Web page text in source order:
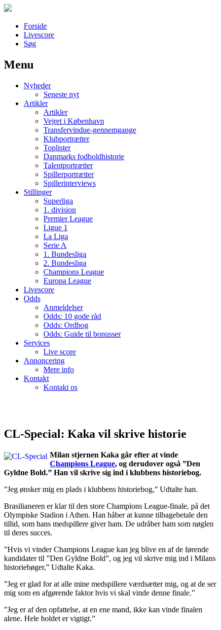
Forside
Livescore
Søg
Наши партнеры
лучшие займы
Menu
Nyheder
Seneste nyt
Artikler
Artikler
Vejret i København
Transfervindue-gennemgange
Klubportrætter
Toplister
Danmarks fodboldhistorie
Talentportrætter
Spillerportrætter
Spillerinterviews
Stillinger
Superliga
1. division
Premier League
Ligue 1
La Liga
Serie A
1. Bundesliga
2. Bundesliga
Champions League
Europa League
Livescore
Odds
Anmeldelser
Odds: 10 gode råd
Odds: Ordbog
Odds: Guide til bonusser
Services
Live score
Annoncering
Mere info
Kontakt
Kontakt os
CL-Special: Kaka vil skrive historie
Milan stjernen Kaka går efter at vinde
Champions League, og derudover også ”Den
Gyldne Bold.” Han vil skrive sig ind i klubbens historiebog.
”Jeg ønsker mig en plads i klubbens historiebog,” Udtalte han.
Brasilianeren er klar til den store Champions League-finale, på det
Olympiske Stadion i Athen. Han håber at kunne tilbagebetale den
tillid, som hans medspillere giver ham. De udråber ham som nøglen
til deres succes.
”Hvis vi vinder Champions League kan jeg blive en af de førende
kandidater til ”Den Gyldne Bold”, og jeg vil skrive mig ind i Milans
historiebøger,” Udtalte Kaka.
”Jeg er glad for at alle mine medspillere værdsætter mig, og at de ser
mig som en afgørende faktor hvis vi skal vinde denne finale.”
”Jeg er af den opfattelse, at en ene mand, ikke kan vinde finalen
alene. Hele holdet er vigtigt.”